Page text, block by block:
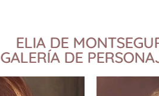
ELIA DE
GALERÍA DE